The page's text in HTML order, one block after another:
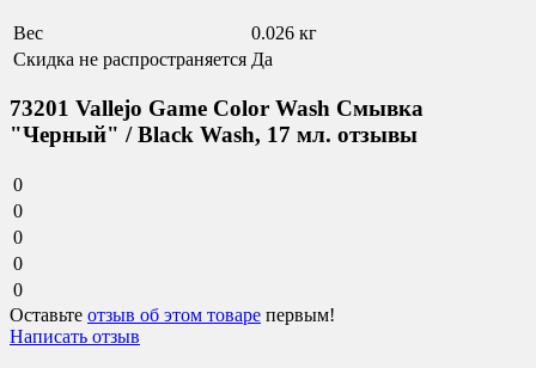
Вес
0.026 кг
Скидка не распространяется Да
73201 Vallejo Game Color Wash Смывка
"Черный" / Black Wash, 17 мл. отзывы
0
0
0
0
0
Оставьте отзыв об этом товаре первым!
Написать отзыв